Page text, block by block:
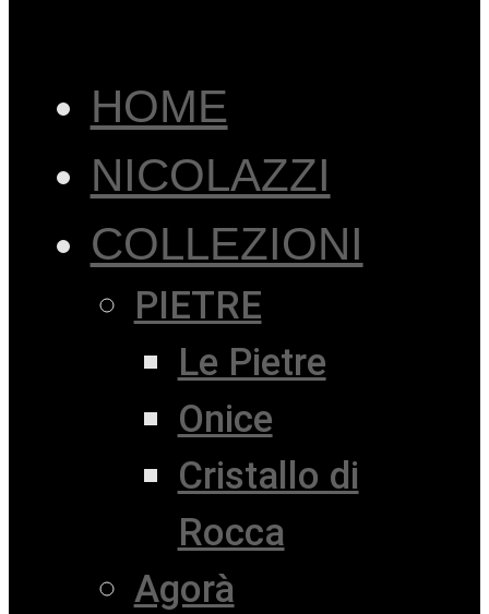
HOME
NICOLAZZI
COLLEZIONI
PIETRE
Le Pietre
Onice
Cristallo di
Rocca
Agorà